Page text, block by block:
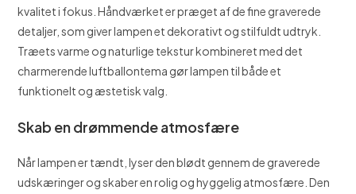
kvalitet i fokus. Håndværket er præget af de fine graverede
detaljer, som giver lampen et dekorativt og stilfuldt udtryk.
Træets varme og naturlige tekstur kombineret med det
charmerende luftballontema gør lampen til både et
funktionelt og æstetisk valg.
Skab en drømmende atmosfære
Når lampen er tændt, lyser den blødt gennem de graverede
udskæringer og skaber en rolig og hyggelig atmosfære. Den